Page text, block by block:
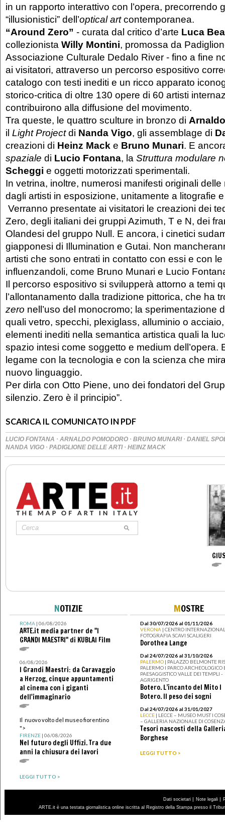
in un rapporto interattivo con l’opera, precorrendo
“illusionistici” dell’optical artcontemporanea.
“Around Zero” - curata dal critico d’arte Luca
collezionista Willy Montini, promossa da
Associazione Culturale Dedalo River - fino a fine
ai visitatori, attraverso un percorso espositivo
catalogo con testi inediti e un ricco apparato
storico-critica di oltre 130 opere di 60 artisti
contribuirono alla diffusione del movimento.
Tra queste, le quattro sculture in bronzo di
il Light Projectdi Nanda Vigo, gli assemblage di
creazioni di Heinz Mack e Bruno Munari. E
spaziale di Lucio Fontana, la Struttura modulare
Scheggi e oggetti motorizzati sperimentali.
In vetrina, inoltre, numerosi manifesti originali
dagli artisti in esposizione, unitamente a litografie
Verranno presentate ai visitatori le creazioni dei
Zero, degli italiani dei gruppi Azimuth, T e N, dei
Olandesi del gruppo Null. E ancora, i cinetici
giapponesi di Illumination e Gutai. Non
artisti che sono entrati in contatto con essi e con
influenzandoli, come Bruno Munari e Lucio
Il percorso espositivo si svilupperà attorno a temi
l’allontanamento dalla tradizione pittorica, che ha
zero nell’uso del monocromo; la sperimentazione
quali vetro, specchi, plexiglass, alluminio o
elementi inediti nella semantica artistica quali la
spazio intesi come soggetto e medium dell’opera.
legame con la tecnologia e con la scienza che
nuovo linguaggio.
Per dirla con Otto Piene, uno dei fondatori del
silenzio. Zero è il principio”.
SCARICA IL COMUNICATO IN PDF
LUCIO FONTANA · ARNALDO POMODORO · BRUNO MUNARI · DANIEL
NANDA VIGO · PADIGLIONE DELLE ARTI · HEINZ MACK
NOTIZIE
ROMA| 06/08/2026
ARTE.it media partner de "I
GRANDI MAESTRI" di KUBLAI Film
06/08/2026
I Grandi Maestri: da Caravaggio
a Herzog, cinque appuntamenti
al cinema con i giganti
dell'immaginario
Il nuovo volto del museo fiorentino
">
FIRENZE| 06/08/2026
Nel futuro degli Uffizi. Tra due
anni la chiusura dei lavori
LEGGI TUTTO >
MOSTRE
Dal 30/07/2026 al 01/11/2026
VERONA | CENTRO
FOTOGRAFIA SCAVI SCALIGERI
Dorothea Lange
Dal 24/07/2026 al 31/10/2026
PALERMO | PALAZZO BELMONTE
PALERMO I PARCO ARCHEOLOGICO
PAESAGGISTICO VALLE DEI TEMPLI -
AGRIGENTO
Botero. L’incanto del Mito I
Botero. Il peso dei sogni
Dal 24/07/2026 al 31/01/2027
LECCE | LECCE – MUSEO MUST I
– GALLERIA NAZIONALE DI
Tesori nascosti della
Borghese
LEGGI TUTTO >
Dati societari | Note legali |
ARTE.it è una testata giornalistica online iscritta al Registro della Stampa presso il